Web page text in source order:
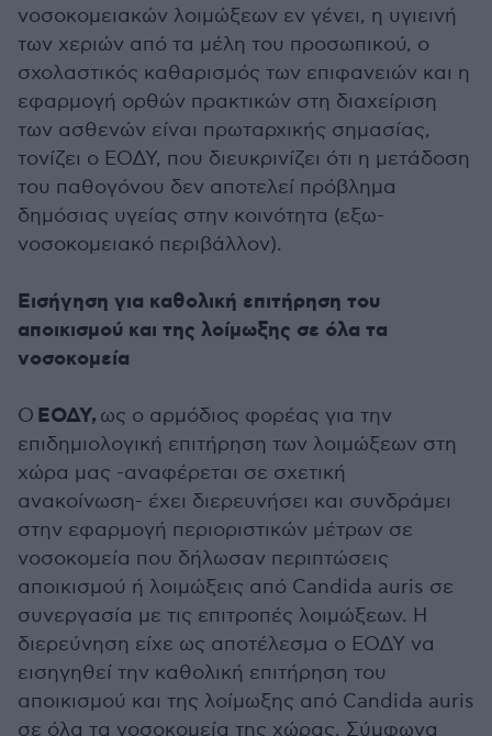
νοσοκομειακών λοιμώξεων εν γένει, η υγιεινή
των χεριών από τα μέλη του προσωπικού, ο
σχολαστικός καθαρισμός των επιφανειών και η
εφαρμογή ορθών πρακτικών στη διαχείριση
των ασθενών είναι πρωταρχικής σημασίας,
τονίζει ο ΕΟΔΥ, που διευκρινίζει ότι η μετάδοση
του παθογόνου δεν αποτελεί πρόβλημα
δημόσιας υγείας στην κοινότητα (εξω-
νοσοκομειακό περιβάλλον).
Εισήγηση για καθολική επιτήρηση του
αποικισμού και της λοίμωξης σε όλα τα
νοσοκομεία
Ο ΕΟΔΥ, ως ο αρμόδιος φορέας για την
επιδημιολογική επιτήρηση των λοιμώξεων στη
χώρα μας -αναφέρεται σε σχετική
ανακοίνωση- έχει διερευνήσει και συνδράμει
στην εφαρμογή περιοριστικών μέτρων σε
νοσοκομεία που δήλωσαν περιπτώσεις
αποικισμού ή λοιμώξεις από Candida auris σε
συνεργασία με τις επιτροπές λοιμώξεων. Η
διερεύνηση είχε ως αποτέλεσμα ο ΕΟΔΥ να
εισηγηθεί την καθολική επιτήρηση του
αποικισμού και της λοίμωξης από Candida auris
σε όλα τα νοσοκομεία της χώρας. Σύμφωνα